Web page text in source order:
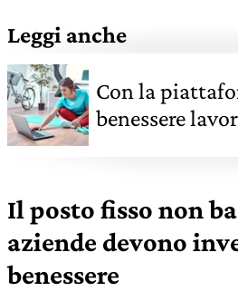
Leggi anche
Con la
benessere
Il posto fisso non
aziende devono
benessere